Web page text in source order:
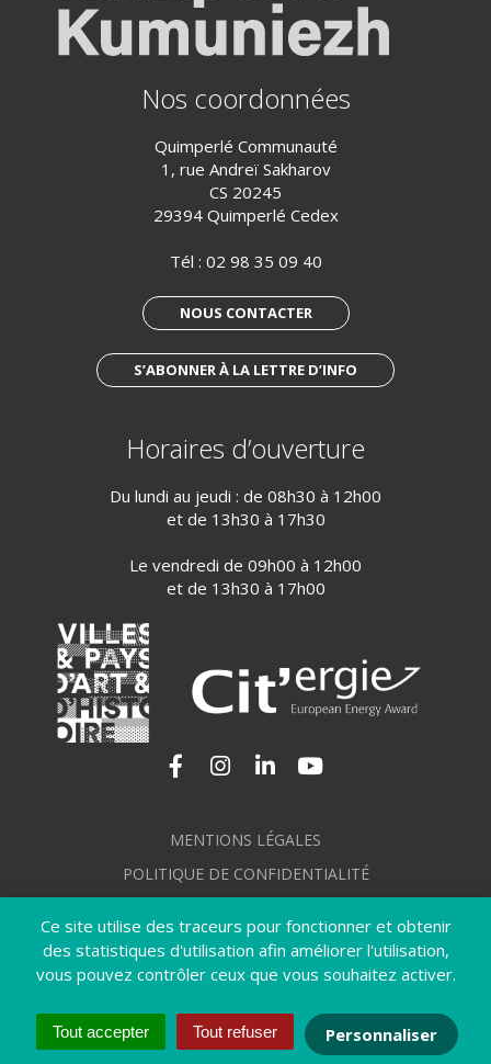
Ce site utilise des traceurs pour fonctionner et obtenir
des statistiques d'utilisation afin améliorer l'utilisation,
vous pouvez contrôler ceux que vous souhaitez activer.
Tout accepter Tout refuser Personnaliser
Nos coordonnées
Quimperlé Communauté
1, rue Andreï Sakharov
CS 20245
29394 Quimperlé Cedex
Tél : 02 98 35 09 40
NOUS CONTACTER
S’ABONNER À LA LETTRE D’INFO
Horaires d’ouverture
Du lundi au jeudi : de 08h30 à 12h00
et de 13h30 à 17h30
Le vendredi de 09h00 à 12h00
et de 13h30 à 17h00
Lien vers le compte Facebook
Lien vers le compte Instagram
Lien vers le compte
MENTIONS LÉGALES
POLITIQUE DE CONFIDENTIALITÉ
PLAN DU SITE
CRÉDITS
ACCESSIBILITÉ : NON CONFORME